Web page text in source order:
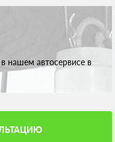
нашем автосервисе в